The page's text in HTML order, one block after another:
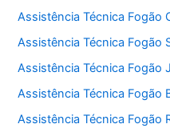
Assistência Técnica Fogão
Assistência Técnica Fogão
Assistência Técnica Fogão
Assistência Técnica Fogão
Assistência Técnica Fogão